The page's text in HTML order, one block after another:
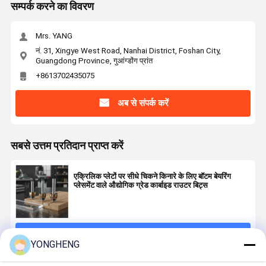
सम्पर्क करने का विवरण
Mrs. YANG
नं. 31, Xingye West Road, Nanhai District, Foshan City,
Guangdong Province, गुआंग्डोंग प्रांत
+8613702435075
अब से संपर्क करें
सबसे उत्तम प्रतिदान प्राप्त करें
एक्रिलिक प्लेटों पर सीधे चिकने किनारे के लिए बॉटम बेयरिंग
प्लेसमेंट वाले औद्योगिक ग्रेड कार्बाइड राउटर बिट्स
YONGHENG